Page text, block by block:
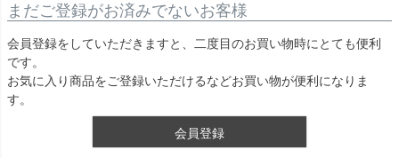
まだご登録がお済みでないお客様
会員登録をしていただきますと、二度目のお買い物時にとても便利
です。
お気に入り商品をご登録いただけるなどお買い物が便利になりま
す。
会員登録